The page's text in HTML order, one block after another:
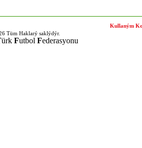
Tüm Haklarý saklýdýr.
ürk Futbol Federasyonu
Kullaným